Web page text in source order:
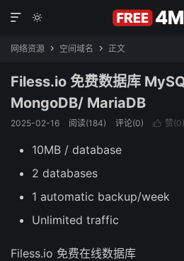


网络资源  空间域名  正文
Filess.io 免费数据库
MongoDB/ MariaDB
2025-02-16 阅读(184) 评论(0)  赞(0)
10MB / database
2 databases
1 automatic backup/week
Unlimited traffic
Filess.io 免费在线数据库